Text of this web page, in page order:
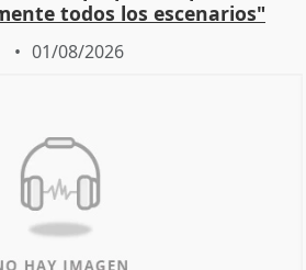
todos los escenarios"
01/08/2026